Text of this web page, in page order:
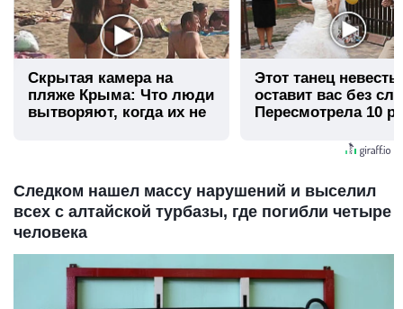
Скрытая камера на
пляже Крыма: Что люди
вытворяют, когда их не
Этот танец невесты
оставит вас без
Пересмотрела 10
Следком нашел массу нарушений и выселил
всех с алтайской турбазы, где погибли четыре
человека